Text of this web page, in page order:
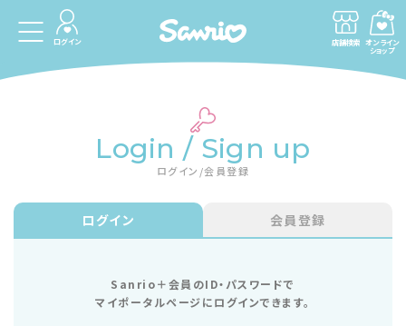
ログイン 店舗検索 オンライン
ショップ
Login / Sign up
ログイン/会員登録
ログイン 会員登録
Sanrio＋会員のID・パスワードで
マイポータルページにログインできます。